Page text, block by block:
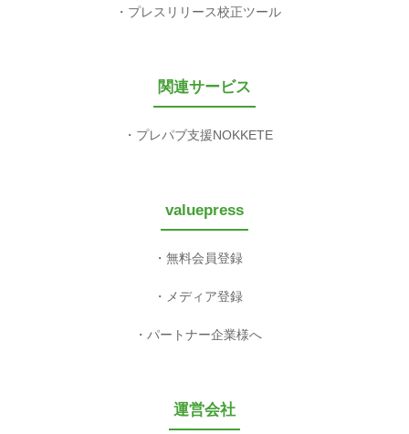
プレスリリース校正ツール
関連サービス
プレパブ支援NOKKETE
valuepress
無料会員登録
メディア登録
パートナー企業様へ
運営会社